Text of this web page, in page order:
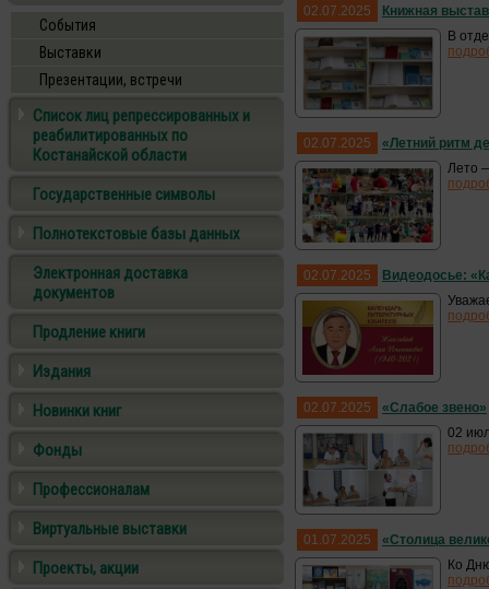
События
Выставки
Презентации, встречи
Список лиц репрессированных и
реабилитированных по
Костанайской области
Государственные символы
Полнотекстовые базы данных
Электронная доставка
документов
Продление книги
Издания
Новинки книг
Фонды
Профессионалам
Виртуальные выставки
Проекты, акции
02.07.2025
Книжная
В
02.07.2025
«Летний ритм
Лето
02.07.2025
Видеодосье:
02.07.2025
«Слабое звено»
02
01.07.2025
«Столица
Ко